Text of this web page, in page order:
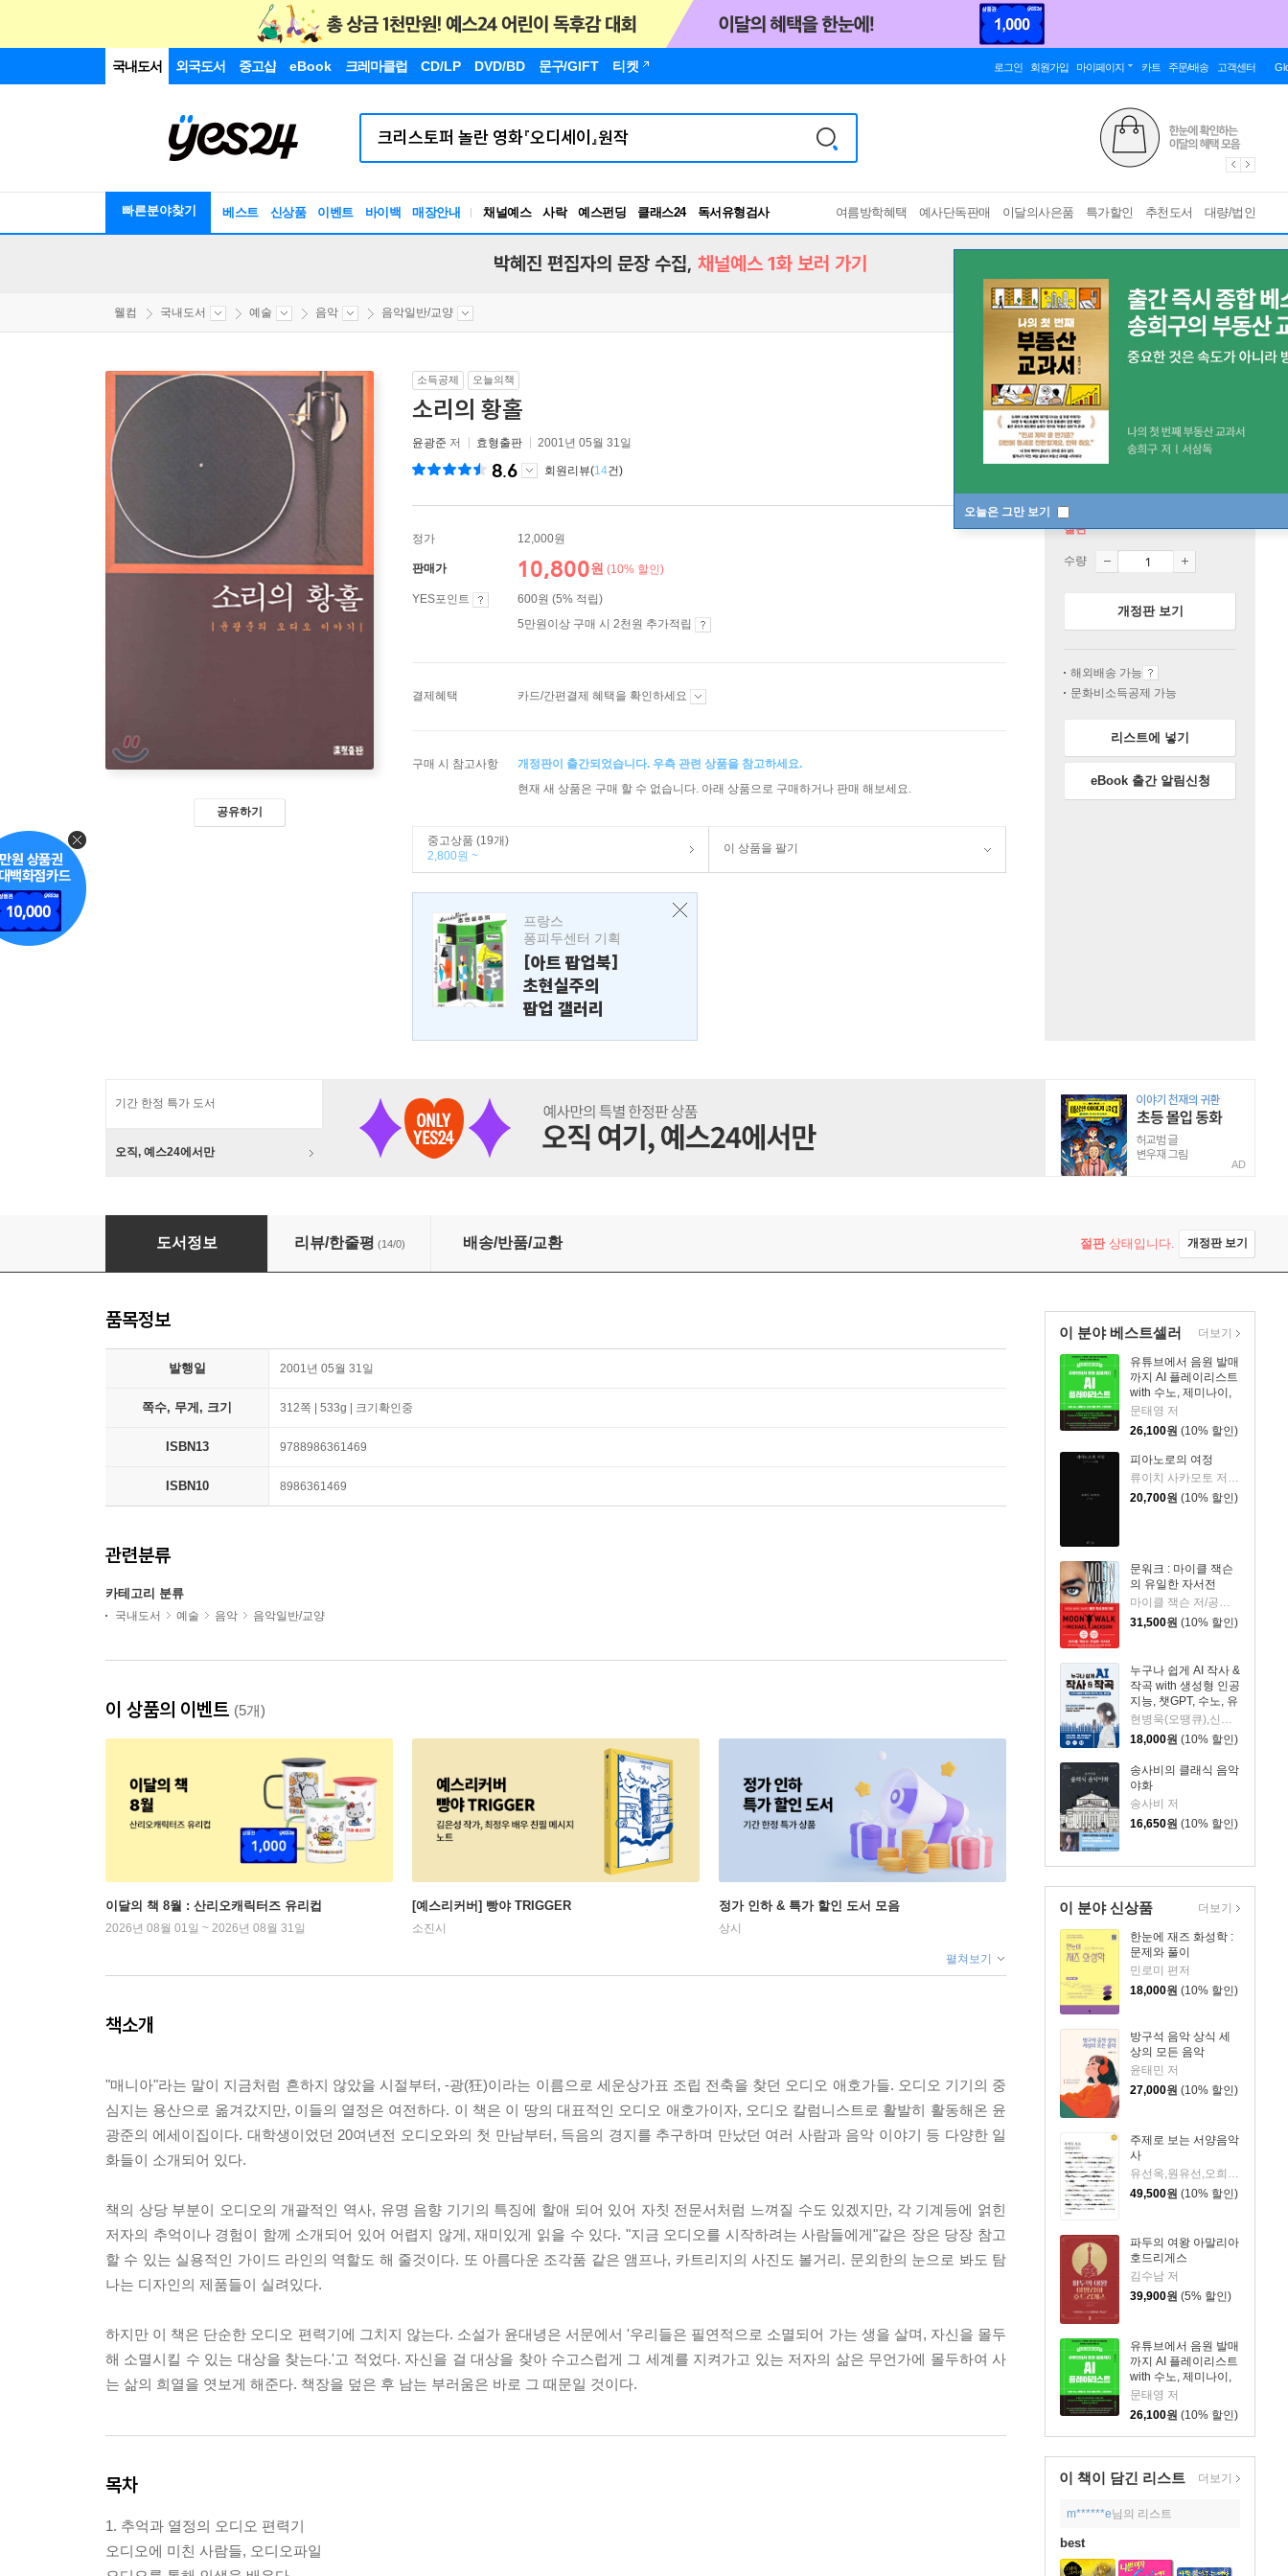
국내도서 외국도서 중고샵 eBook 크레마클럽 CD/LP DVD/BD 문구/GIFT 티켓 로그인 회원가입 마이페이지 카트 주문/배송 고객센터
빠른분야찾기 베스트 신상품 이벤트 바이백 매장안내 채널예스 사락 예스펀딩 클래스24
독서유형검사
RBTI Lab
여름방학혜택 예사단독판매 이달의사은품 특가할인 추천도서 대량/법인
오늘은 그만 보기
박혜진 편집자의 문장 수집, 채널예스 1화 보러 가기
웰컴 국내도서 예술 음악 음악일반/교양
공유하기
소득공제 오늘의책
소리의 황홀
윤광준 저 효형출판 2001년 05월 31일
8.6 회원리뷰(14건)
정가 12,000원
판매가 10,800원 (10% 할인)
YES포인트
600원 (5% 적립)
5만원이상 구매 시 2천원 추가적립
결제혜택 카드/간편결제 혜택을 확인하세요
구매 시 참고사항
개정판이 출간되었습니다. 우측 관련 상품을 참고하세요.
현재 새 상품은 구매 할 수 없습니다. 아래 상품으로 구매하거나 판매 해보세요.
중고상품 (19개)
2,800원 ~
이 상품을 팔기
프랑스
퐁피두센터 기획
[아트 팝업북]
초현실주의
팝업 갤러리
절판
수량
개정판 보기
해외배송 가능
문화비소득공제 가능
리스트에 넣기
eBook 출간 알림신청
기간 한정 특가 도서
오직, 예스24에서만
AD
소리의 황홀
도서정보 리뷰/한줄평 (14/0) 배송/반품/교환 절판상태입니다. 개정판 보기
이 분야 베스트셀러
유튜브에서 음원 발매
까지 AI 플레이리스트
with 수노, 제미나이,
리퍼, 캔바, 캡컷, 스포
티파이
문태영 저
26,100원 (10% 할인)
피아노로의 여정
류이치 사카모토 저/황국영 역
20,700원 (10% 할인)
문워크 : 마이클 잭슨
의 유일한 자서전
마이클 잭슨 저/공경희 역
31,500원 (10% 할인)
누구나 쉽게 AI 작사 &
작곡 with 생성형 인공
지능, 챗GPT, 수노, 유
디오
현병욱(오땡큐),신수진 공저
18,000원 (10% 할인)
송사비의 클래식 음악
야화
송사비 저
16,650원 (10% 할인)
더보기
이 분야 신상품
한눈에 재즈 화성학 :
문제와 풀이
민로미 편저
18,000원 (10% 할인)
방구석 음악 상식 세
상의 모든 음악
윤태민 저
27,000원 (10% 할인)
주제로 보는 서양음악
사
유선옥,원유선,오희숙 저
49,500원 (10% 할인)
파두의 여왕 아말리아
호드리게스
김수남 저
39,900원 (5% 할인)
유튜브에서 음원 발매
까지 AI 플레이리스트
with 수노, 제미나이,
리퍼, 캔바, 캡컷, 스포
티파이
문태영 저
26,100원 (10% 할인)
더보기
이 책이 담긴 리스트 더보기
m******e님의 리스트
best
품목정보
발행일 2001년 05월 31일
쪽수, 무게, 크기 312쪽 | 533g | 크기확인중
ISBN13 9788986361469
ISBN10 8986361469
관련분류
카테고리 분류
국내도서 예술 음악 음악일반/교양
이 상품의 이벤트 (5개)
이달의 책 8월 : 산리오캐릭터즈 유리컵
2026년 08월 01일 ~ 2026년 08월 31일
[예스리커버] 빵야 TRIGGER
소진시
정가 인하 & 특가 할인 도서 모음
상시
펼쳐보기
책소개
"매니아"라는 말이 지금처럼 흔하지 않았을 시절부터, -광(狂)이라는 이름으로 세운상가표 조립 전축을 찾던 오디오 애호가들. 오디오 기기의 중
심지는 용산으로 옮겨갔지만, 이들의 열정은 여전하다. 이 책은 이 땅의 대표적인 오디오 애호가이자, 오디오 칼럼니스트로 활발히 활동해온 윤
광준의 에세이집이다. 대학생이었던 20여년전 오디오와의 첫 만남부터, 득음의 경지를 추구하며 만났던 여러 사람과 음악 이야기 등 다양한 일
화들이 소개되어 있다.
책의 상당 부분이 오디오의 개괄적인 역사, 유명 음향 기기의 특징에 할애 되어 있어 자칫 전문서처럼 느껴질 수도 있겠지만, 각 기계등에 얽힌
저자의 추억이나 경험이 함께 소개되어 있어 어렵지 않게, 재미있게 읽을 수 있다. "지금 오디오를 시작하려는 사람들에게"같은 장은 당장 참고
할 수 있는 실용적인 가이드 라인의 역할도 해 줄것이다. 또 아름다운 조각품 같은 앰프나, 카트리지의 사진도 볼거리. 문외한의 눈으로 봐도 탐
나는 디자인의 제품들이 실려있다.
하지만 이 책은 단순한 오디오 편력기에 그치지 않는다. 소설가 윤대녕은 서문에서 '우리들은 필연적으로 소멸되어 가는 생을 살며, 자신을 몰두
해 소멸시킬 수 있는 대상을 찾는다.'고 적었다. 자신을 걸 대상을 찾아 수고스럽게 그 세계를 지켜가고 있는 저자의 삶은 무언가에 몰두하여 사
는 삶의 희열을 엿보게 해준다. 책장을 덮은 후 남는 부러움은 바로 그 때문일 것이다.
목차
1. 추억과 열정의 오디오 편력기
오디오에 미친 사람들, 오디오파일